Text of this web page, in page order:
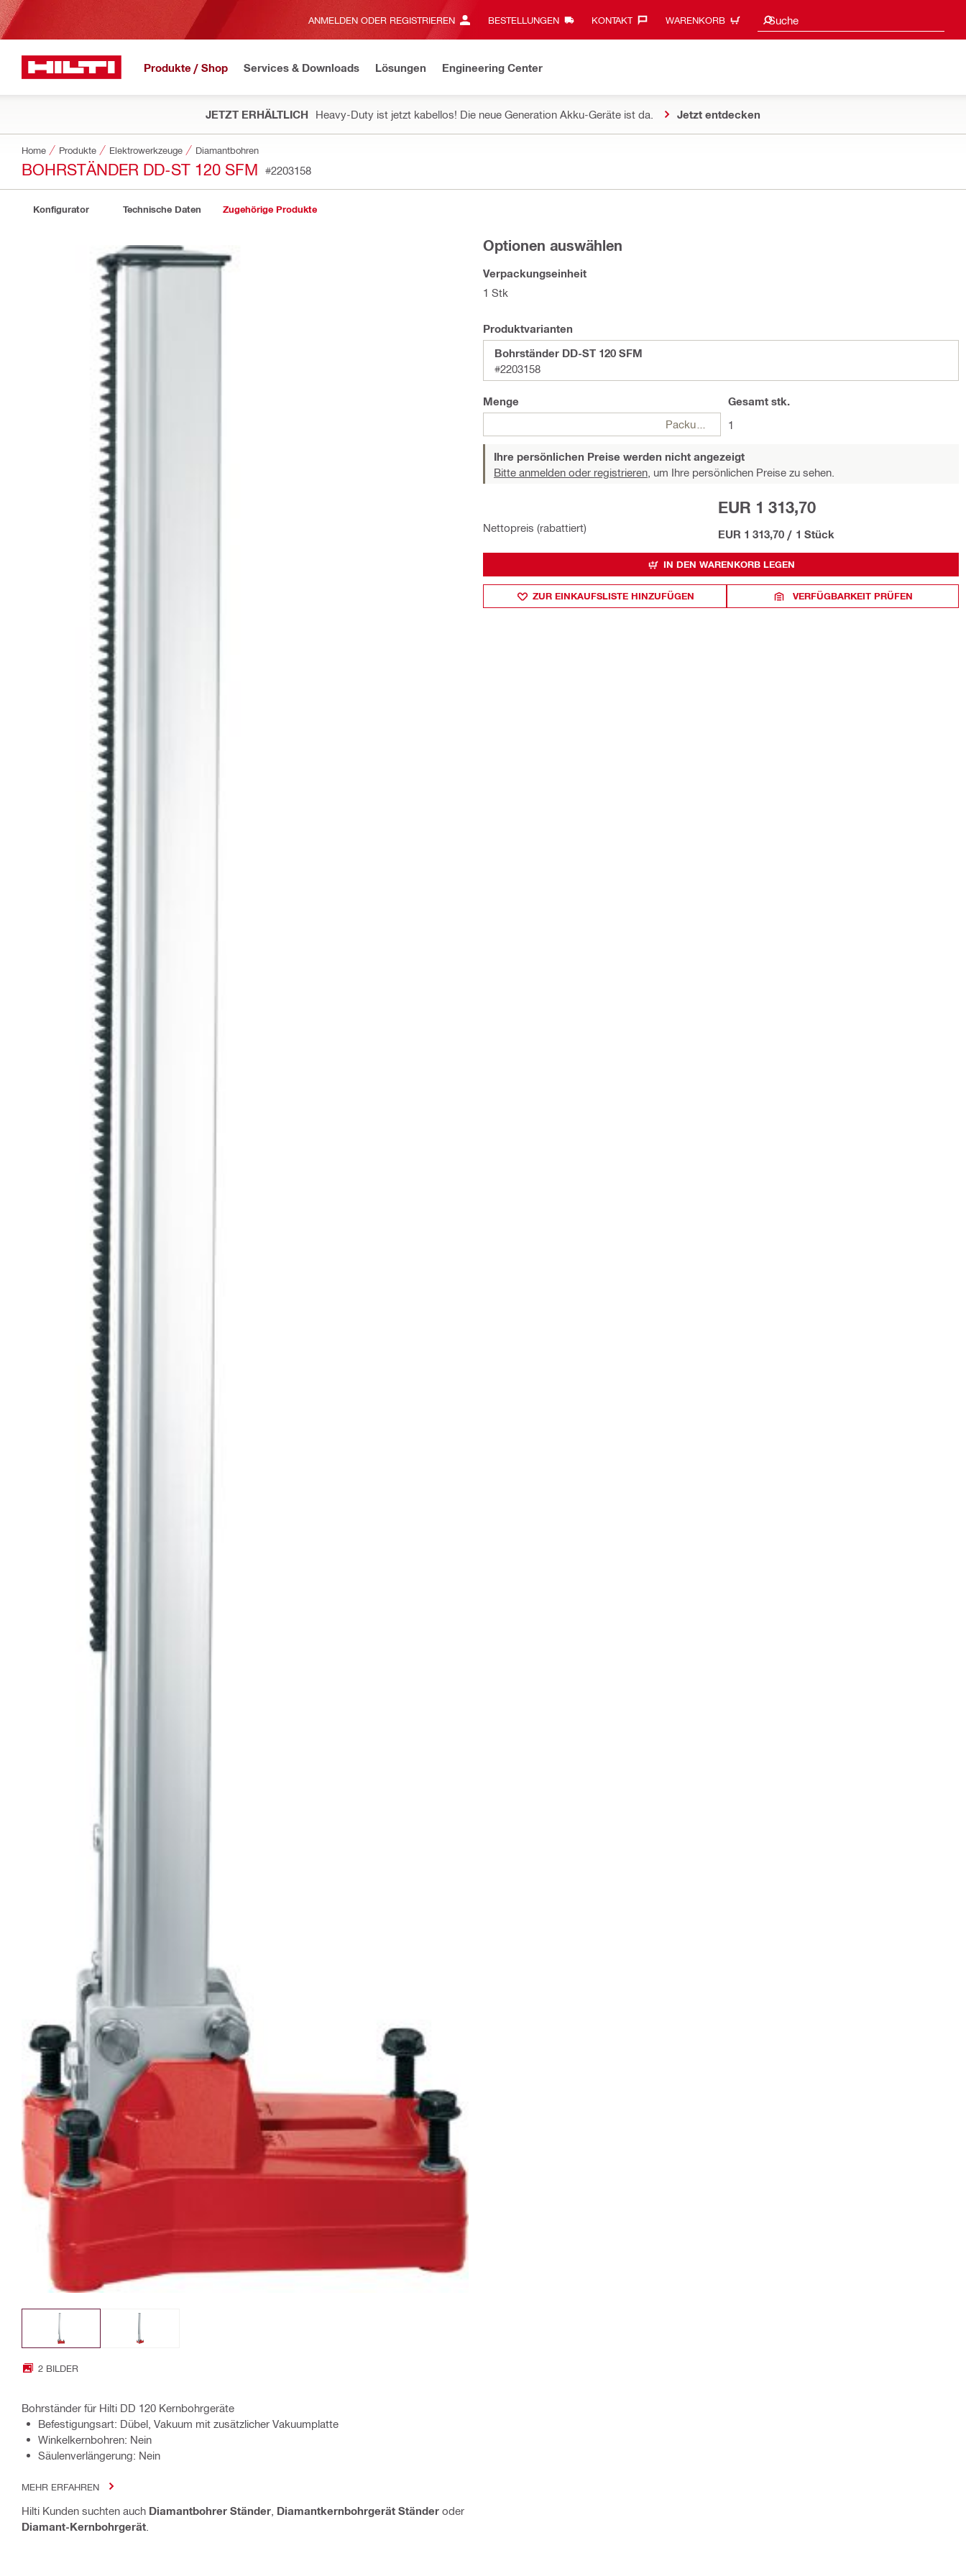
ANMELDEN ODER REGISTRIEREN BESTELLUNGEN KONTAKT‎ WARENKORB Suche
Suchvorschläge
Produkte / Shop Services & Downloads Lösungen Engineering Center
JETZT ERHÄLTLICH Heavy-Duty ist jetzt kabellos! Die neue Generation Akku-Geräte ist da. Jetzt entdecken
Home Produkte Elektrowerkzeuge Diamantbohren
BOHRSTÄNDER DD-ST 120 SFM #2203158
Konfigurator Technische Daten Zugehörige Produkte
2 BILDER
Bohrständer für Hilti DD 120 Kernbohrgeräte
Befestigungsart: Dübel, Vakuum mit zusätzlicher Vakuumplatte
Winkelkernbohren: Nein
Säulenverlängerung: Nein
MEHR ERFAHREN
Hilti Kunden suchten auch Diamantbohrer Ständer Diamantkernbohrgerät Ständer oder
Diamant-Kernbohrgerät
Optionen auswählen
Verpackungseinheit
1 Stk
Produktvarianten
Bohrständer DD-ST 120 SFM
#2203158
Menge
Gesamt stk.
1
Ihre persönlichen Preise werden nicht angezeigt
Bitte anmelden oder registrieren, um Ihre persönlichen Preise zu sehen.
Nettopreis (rabattiert)
EUR 1 313,70
EUR 1 313,70 / 1 Stück
IN DEN WARENKORB LEGEN
ZUR EINKAUFSLISTE HINZUFÜGEN VERFÜGBARKEIT PRÜFEN